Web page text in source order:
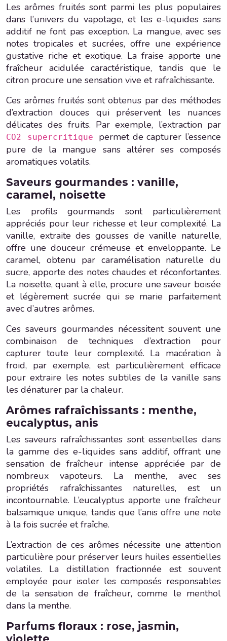
Les arômes fruités sont parmi les plus populaires
dans l’univers du vapotage, et les e-liquides sans
additif ne font pas exception. La mangue, avec ses
notes tropicales et sucrées, offre une expérience
gustative riche et exotique. La fraise apporte une
fraîcheur acidulée caractéristique, tandis que le
citron procure une sensation vive et rafraîchissante.
Ces arômes fruités sont obtenus par des méthodes
d’extraction douces qui préservent les nuances
délicates des fruits. Par exemple, l’extraction par
CO2 supercritique permet de capturer l’essence
pure de la mangue sans altérer ses composés
aromatiques volatils.
Saveurs gourmandes : vanille,
caramel, noisette
Les profils gourmands sont particulièrement
appréciés pour leur richesse et leur complexité. La
vanille, extraite des gousses de vanille naturelle,
offre une douceur crémeuse et enveloppante. Le
caramel, obtenu par caramélisation naturelle du
sucre, apporte des notes chaudes et réconfortantes.
La noisette, quant à elle, procure une saveur boisée
et légèrement sucrée qui se marie parfaitement
avec d’autres arômes.
Ces saveurs gourmandes nécessitent souvent une
combinaison de techniques d’extraction pour
capturer toute leur complexité. La macération à
froid, par exemple, est particulièrement efficace
pour extraire les notes subtiles de la vanille sans
les dénaturer par la chaleur.
Arômes rafraîchissants : menthe,
eucalyptus, anis
Les saveurs rafraîchissantes sont essentielles dans
la gamme des e-liquides sans additif, offrant une
sensation de fraîcheur intense appréciée par de
nombreux vapoteurs. La menthe, avec ses
propriétés rafraîchissantes naturelles, est un
incontournable. L’eucalyptus apporte une fraîcheur
balsamique unique, tandis que l’anis offre une note
à la fois sucrée et fraîche.
L’extraction de ces arômes nécessite une attention
particulière pour préserver leurs huiles essentielles
volatiles. La distillation fractionnée est souvent
employée pour isoler les composés responsables
de la sensation de fraîcheur, comme le menthol
dans la menthe.
Parfums floraux : rose, jasmin,
violette